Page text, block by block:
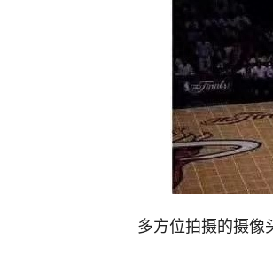
多方位拍摄的摄像